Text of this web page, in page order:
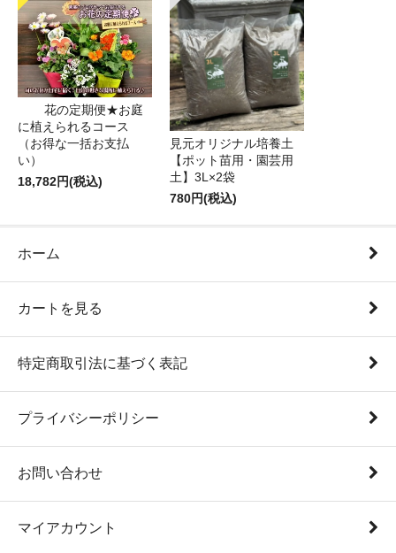
花の定期便★お庭
に植えられるコース
（お得な一括お支払
い）
18,782円(税込)
見元オリジナル培養土
【ポット苗用・園芸用
土】3L×2袋
780円(税込)
ホーム
カートを見る
特定商取引法に基づく表記
プライバシーポリシー
お問い合わせ
マイアカウント